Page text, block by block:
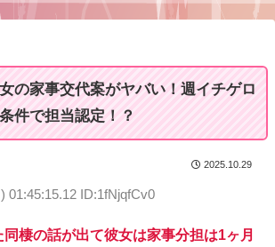
の家事交代案がヤバい！週イチゲロ
件で担当認定！？
2025.10.29
01:45:15.12 ID:1fNjqfCv0
棲の話が出て彼女は家事分担は1ヶ月